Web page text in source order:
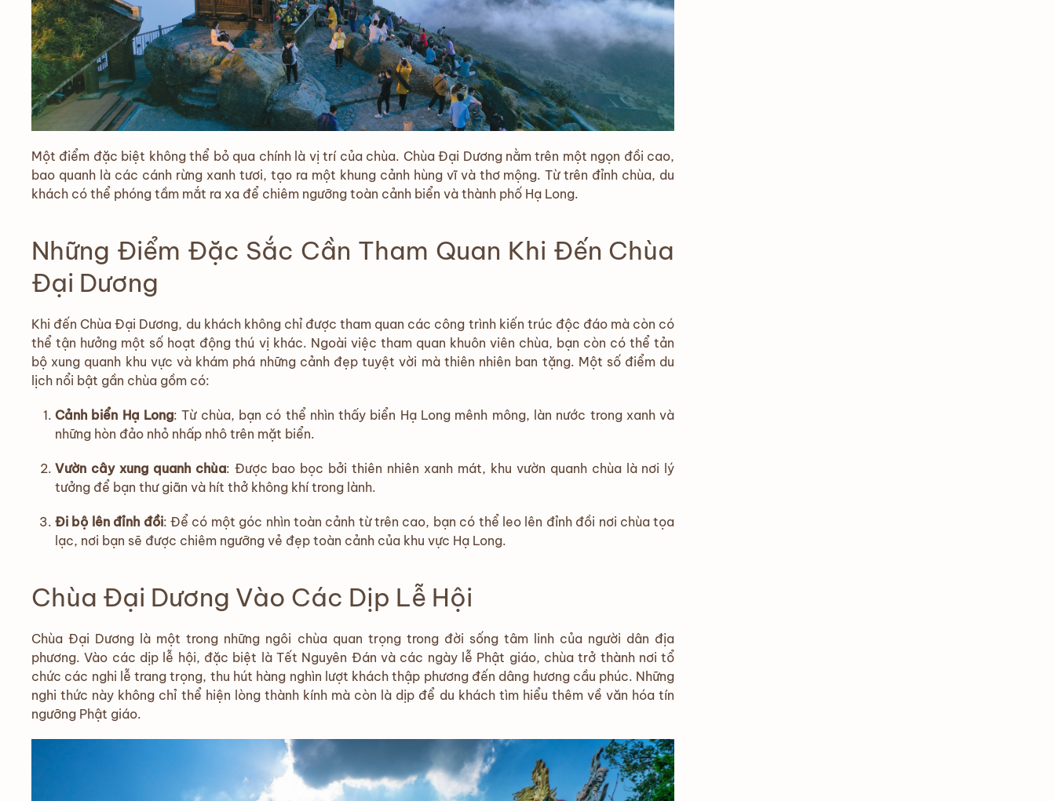
Một điểm đặc biệt không thể bỏ qua chính là vị trí của chùa. Chùa Đại Dương nằm trên một ngọn đồi cao,
bao quanh là các cánh rừng xanh tươi, tạo ra một khung cảnh hùng vĩ và thơ mộng. Từ trên đỉnh chùa, du
khách có thể phóng tầm mắt ra xa để chiêm ngưỡng toàn cảnh biển và thành phố Hạ Long.
Những Điểm Đặc Sắc Cần Tham Quan Khi Đến Chùa
Đại Dương
Khi đến Chùa Đại Dương, du khách không chỉ được tham quan các công trình kiến trúc độc đáo mà còn có
thể tận hưởng một số hoạt động thú vị khác. Ngoài việc tham quan khuôn viên chùa, bạn còn có thể tản
bộ xung quanh khu vực và khám phá những cảnh đẹp tuyệt vời mà thiên nhiên ban tặng. Một số điểm du
lịch nổi bật gần chùa gồm có:
Cảnh biển Hạ Long: Từ chùa, bạn có thể nhìn thấy biển Hạ Long mênh mông, làn nước trong xanh và
những hòn đảo nhỏ nhấp nhô trên mặt biển.
Vườn cây xung quanh chùa: Được bao bọc bởi thiên nhiên xanh mát, khu vườn quanh chùa là nơi lý
tưởng để bạn thư giãn và hít thở không khí trong lành.
Đi bộ lên đỉnh đồi: Để có một góc nhìn toàn cảnh từ trên cao, bạn có thể leo lên đỉnh đồi nơi chùa tọa
lạc, nơi bạn sẽ được chiêm ngưỡng vẻ đẹp toàn cảnh của khu vực Hạ Long.
Chùa Đại Dương Vào Các Dịp Lễ Hội
Chùa Đại Dương là một trong những ngôi chùa quan trọng trong đời sống tâm linh của người dân địa
phương. Vào các dịp lễ hội, đặc biệt là Tết Nguyên Đán và các ngày lễ Phật giáo, chùa trở thành nơi tổ
chức các nghi lễ trang trọng, thu hút hàng nghìn lượt khách thập phương đến dâng hương cầu phúc. Những
nghi thức này không chỉ thể hiện lòng thành kính mà còn là dịp để du khách tìm hiểu thêm về văn hóa tín
ngưỡng Phật giáo.